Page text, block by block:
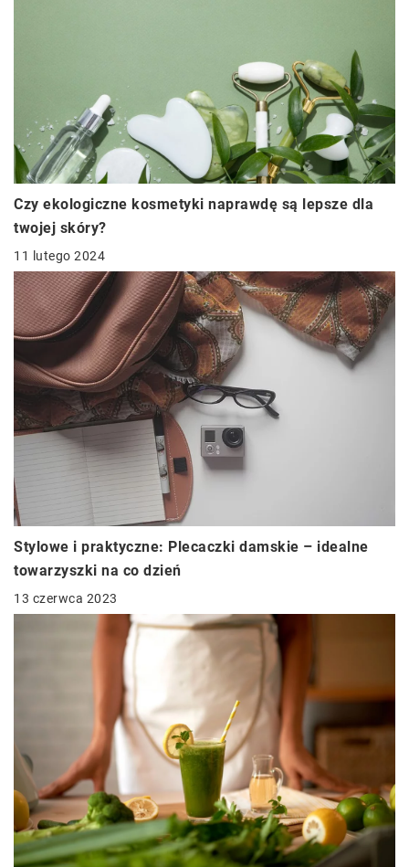
Czy ekologiczne kosmetyki naprawdę są lepsze dla
twojej skóry?
11 lutego 2024
Stylowe i praktyczne: Plecaczki damskie – idealne
towarzyszki na co dzień
13 czerwca 2023